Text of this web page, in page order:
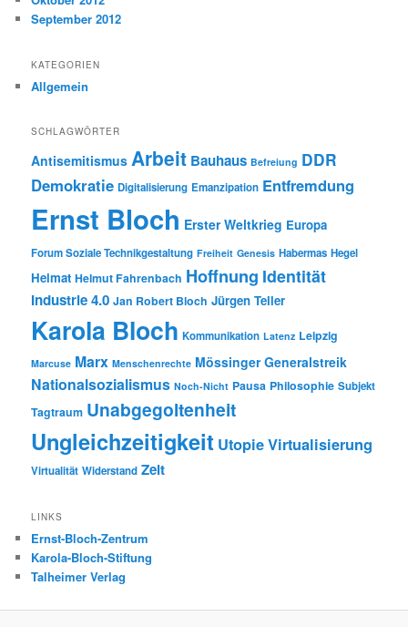
September 2012
KATEGORIEN
Allgemein
SCHLAGWÖRTER
Antisemitismus Arbeit Bauhaus Befreiung DDR
Demokratie Digitalisierung Emanzipation Entfremdung
Ernst Bloch Erster Weltkrieg Europa
Forum Soziale Technikgestaltung Freiheit Genesis Habermas Hegel
Heimat Helmut Fahrenbach Hoffnung Identität
Industrie 4.0 Jan Robert Bloch Jürgen Teller
Karola Bloch Kommunikation Latenz Leipzig
Marcuse Marx Menschenrechte Mössinger Generalstreik
Nationalsozialismus Noch-Nicht Pausa Philosophie Subjekt
Tagtraum Unabgegoltenheit
Ungleichzeitigkeit UtopieVirtualisierung
Virtualität Widerstand Zeit
LINKS
Ernst-Bloch-Zentrum
Karola-Bloch-Stiftung
Talheimer Verlag